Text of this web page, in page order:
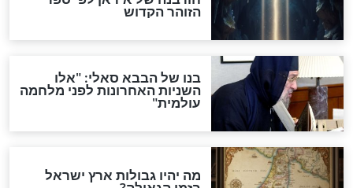
האם לאחר בוא המשיח יהיה
אפשר לחזור בתשובה?
לכל המאמרים